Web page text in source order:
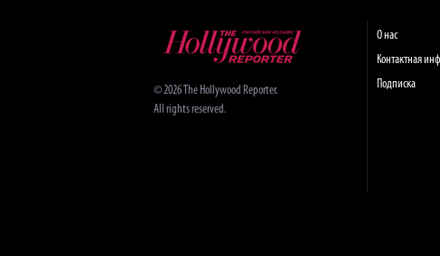
© 2026 The Hollywood Reporter.
All rights reserved.
О нас
Контактная
Подписка